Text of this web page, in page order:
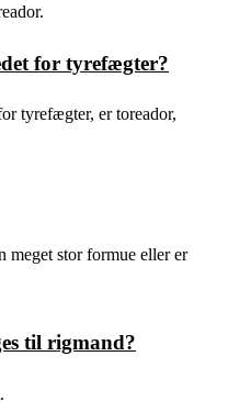
for tyrefægter?
tyrefægter, er toreador,
meget stor formue eller er
til rigmand?